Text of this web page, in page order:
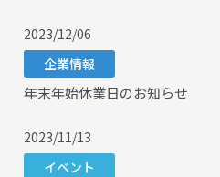
2023/12/06
企業情報
年末年始休業日のお知らせ
2023/11/13
イベント